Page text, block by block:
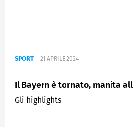
SPORT 21 APRILE 2024
Il Bayern è tornato, manita
Gli highlights